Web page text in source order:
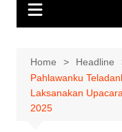
Home
Headline
Pahlawanku
Laksanakan
2025